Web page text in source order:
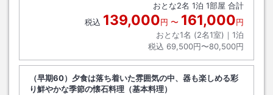
おとな2名 1泊 1部屋 合計
税込 139,000円 〜 161,000円
おとな1名 (2名1室)｜ 1泊
税込 69,500円〜80,500円
（早期60）夕食は落ち着いた雰囲気の中、器も楽しめる彩
り鮮やかな季節の懐石料理（基本料理）